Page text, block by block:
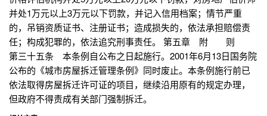
并处1万元以上3万元以下罚款，并记入信用档案；情节严重
的，吊销资质证书、注册证书；造成损失的，依法承担赔偿责
任；构成犯罪的，依法追究刑事责任。 第五章 附 则
第三十五条 本条例自公布之日起施行。2001年6月13日国务院
公布的《城市房屋拆迁管理条例》同时废止。本条例施行前已
依法取得房屋拆迁许可证的项目，继续沿用原有的规定办理，
但政府不得责成有关部门强制拆迁。